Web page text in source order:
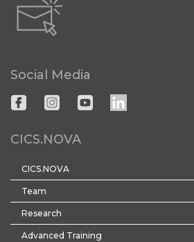
Social Media
CICS.NOVA
CICS.NOVA
Team
Research
Advanced Training